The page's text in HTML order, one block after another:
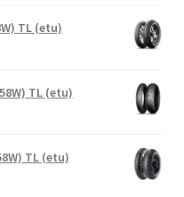
TL (etu)
TL (etu)
TL (etu)